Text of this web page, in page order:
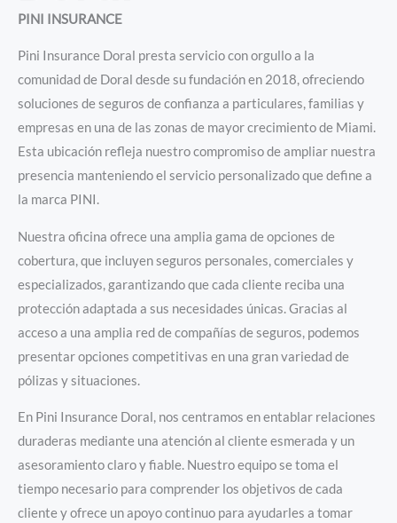
PINI INSURANCE
Pini Insurance Doral presta servicio con orgullo a la
comunidad de Doral desde su fundación en 2018, ofreciendo
soluciones de seguros de confianza a particulares, familias y
empresas en una de las zonas de mayor crecimiento de Miami.
Esta ubicación refleja nuestro compromiso de ampliar nuestra
presencia manteniendo el servicio personalizado que define a
la marca PINI.
Nuestra oficina ofrece una amplia gama de opciones de
cobertura, que incluyen seguros personales, comerciales y
especializados, garantizando que cada cliente reciba una
protección adaptada a sus necesidades únicas. Gracias al
acceso a una amplia red de compañías de seguros, podemos
presentar opciones competitivas en una gran variedad de
pólizas y situaciones.
En Pini Insurance Doral, nos centramos en entablar relaciones
duraderas mediante una atención al cliente esmerada y un
asesoramiento claro y fiable. Nuestro equipo se toma el
tiempo necesario para comprender los objetivos de cada
cliente y ofrece un apoyo continuo para ayudarles a tomar